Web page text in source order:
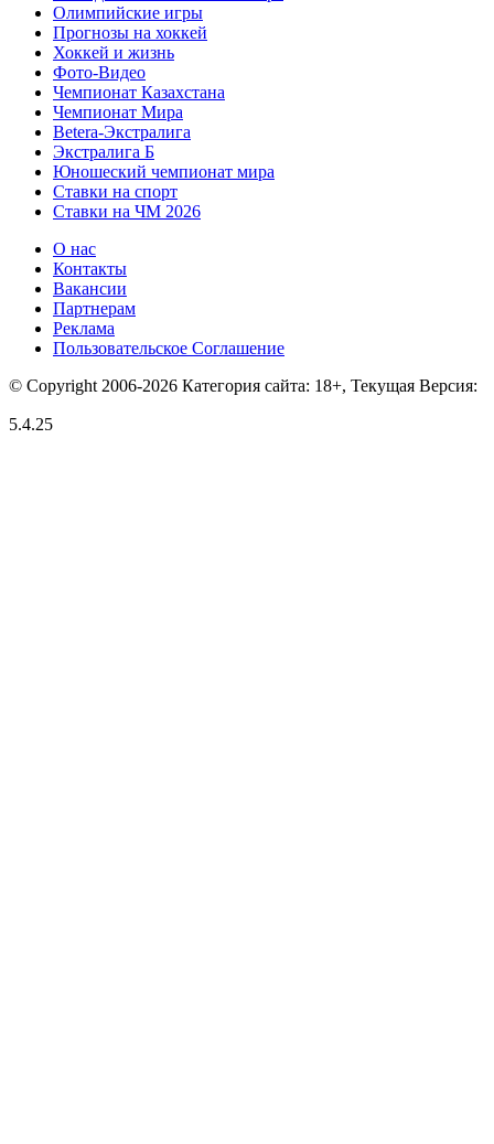
Олимпийские игры
Прогнозы на хоккей
Хоккей и жизнь
Фото-Видео
Чемпионат Казахстана
Чемпионат Мира
Betera-Экстралига
Экстралига Б
Юношеский чемпионат мира
Ставки на спорт
Ставки на ЧМ 2026
О нас
Контакты
Вакансии
Партнерам
Реклама
Пользовательское Соглашение
© Copyright 2006-2026 Категория сайта: 18+, Текущая Версия:
5.4.25